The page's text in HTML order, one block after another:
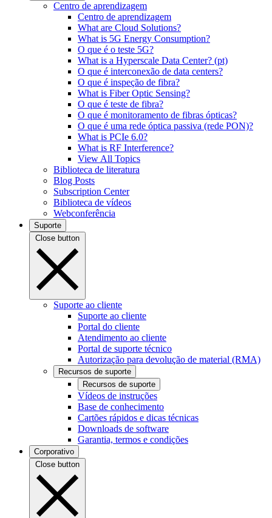
Centro de aprendizagem
Centro de aprendizagem
What are Cloud Solutions?
What is 5G Energy Consumption?
O que é o teste 5G?
What is a Hyperscale Data Center? (pt)
O que é interconexão de data centers?
O que é inspeção de fibra?
What is Fiber Optic Sensing?
O que é teste de fibra?
O que é monitoramento de fibras ópticas?
O que é uma rede óptica passiva (rede PON)?
What is PCIe 6.0?
What is RF Interference?
View All Topics
Biblioteca de literatura
Blog Posts
Subscription Center
Biblioteca de vídeos
Webconferência
Suporte
Close button
Suporte ao cliente
Suporte ao cliente
Portal do cliente
Atendimento ao cliente
Portal de suporte técnico
Autorização para devolução de material (RMA)
Recursos de suporte
Recursos de suporte
Vídeos de instruções
Base de conhecimento
Cartões rápidos e dicas técnicas
Downloads de software
Garantia, termos e condições
Corporativo
Close button